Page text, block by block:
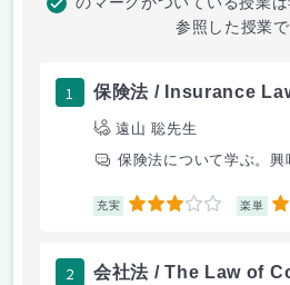
参照した授業で
1 保険法 / Insurance
遠山 聡先生
保険法について学ぶ。興
充実 3 楽単 5
2
会社法 / The Law of